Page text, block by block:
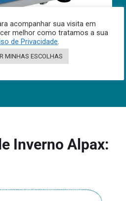
Inverno Alpax:
acompanhar sua visita em
melhor como tratamos a sua
de Privacidade.
MINHAS ESCOLHAS